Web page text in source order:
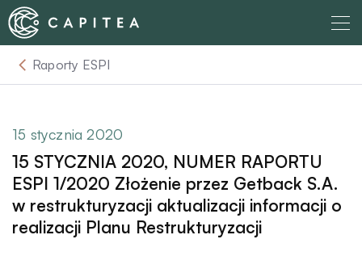
Skip
to
content
O nas
Dla Wierzyciela
Relacje Inwestorskie
Dla Dłużnika
Raporty ESPI
15 stycznia 2020
15 STYCZNIA 2020, NUMER RAPORTU
ESPI 1/2020 Złożenie przez Getback S.A.
w restrukturyzacji aktualizacji informacji o
realizacji Planu Restrukturyzacji